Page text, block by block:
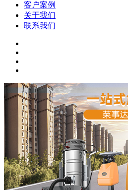
客户案例
关于我们
联系我们